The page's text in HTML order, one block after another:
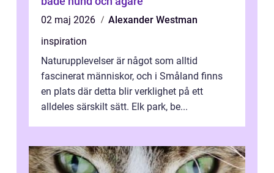
02 maj 2026
Alexander Westman
inspiration
Naturupplevelser är något som alltid
fascinerat människor, och i Småland finns
en plats där detta blir verklighet på ett
alldeles särskilt sätt. Elk park, be...